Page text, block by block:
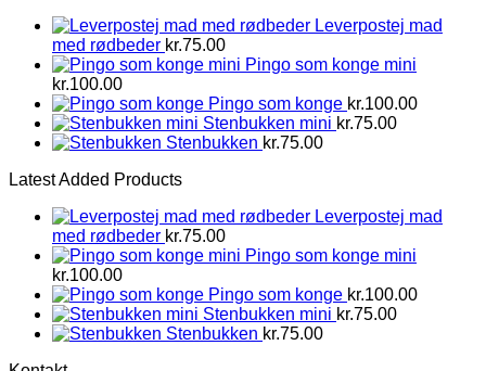
Leverpostej mad
med rødbeder kr.75.00
Pingo som konge mini
kr.100.00
Pingo som konge kr.100.00
Stenbukken mini kr.75.00
Stenbukken kr.75.00
Latest Added Products
Leverpostej mad
med rødbeder kr.75.00
Pingo som konge mini
kr.100.00
Pingo som konge kr.100.00
Stenbukken mini kr.75.00
Stenbukken kr.75.00